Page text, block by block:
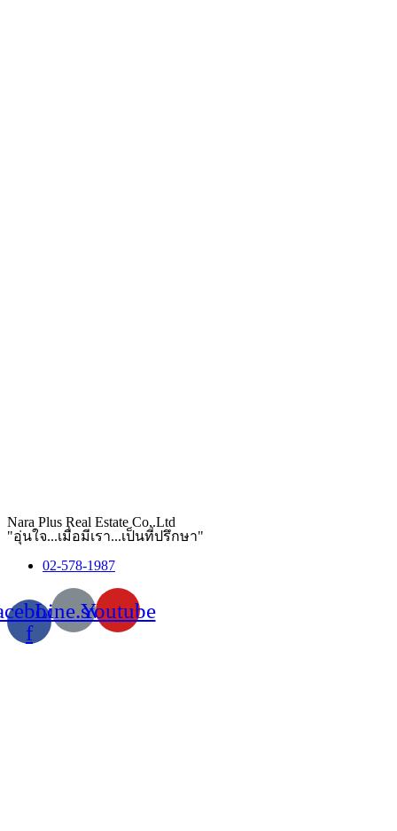
Nara Plus Real Estate Co,.Ltd
"อุ่นใจ...เมื่อมีเรา...เป็นที่ปรึกษา"
02-578-1987
f
Line.svgYoutube